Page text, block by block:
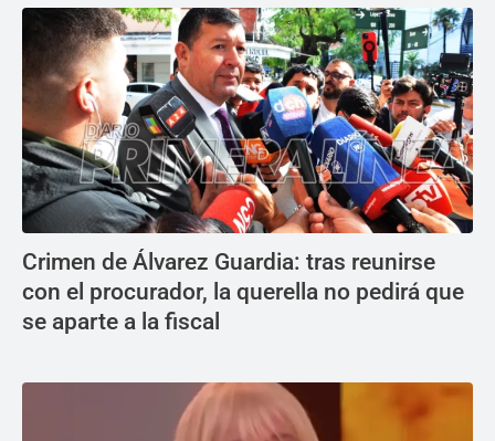
Crimen de Álvarez Guardia: tras reunirse
con el procurador, la querella no pedirá que
se aparte a la fiscal